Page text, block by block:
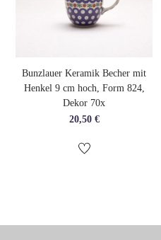
Bunzlauer Keramik Becher mit
Henkel 9 cm hoch, Form 824,
Dekor 70x
20,50 €